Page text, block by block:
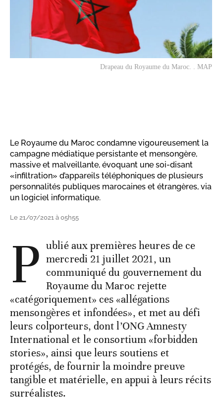
Drapeau du Royaume du Maroc. . MAP
Le Royaume du Maroc condamne vigoureusement la
campagne médiatique persistante et mensongère,
massive et malveillante, évoquant une soi-disant
«infiltration» d’appareils téléphoniques de plusieurs
personnalités publiques marocaines et étrangères, via
un logiciel informatique.
Le 21/07/2021 à 05h55
P ublié aux premières heures de ce
mercredi 21 juillet 2021, un
communiqué du gouvernement du
Royaume du Maroc rejette
«catégoriquement» ces «allégations
mensongères et infondées», et met au défi
leurs colporteurs, dont l’ONG Amnesty
International et le consortium «forbidden
stories», ainsi que leurs soutiens et
protégés, de fournir la moindre preuve
tangible et matérielle, en appui à leurs récits
surréalistes.